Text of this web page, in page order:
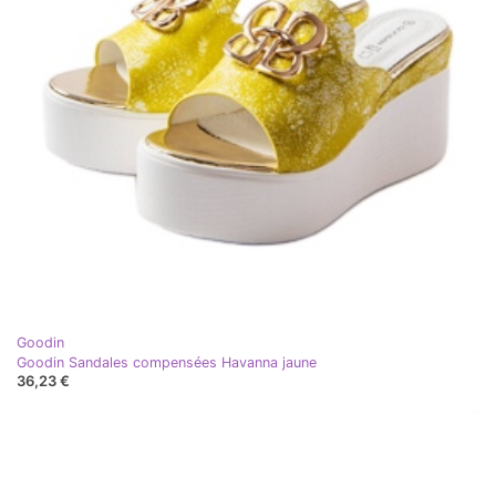
Goodin
Goodin Sandales compensées Havanna jaune
36,23 €